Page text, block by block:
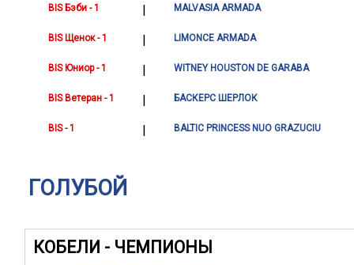
BIS Бэби - 1 | MALVASIA ARMADA
BIS Щенок - 1 | LIMONCE ARMADA
BIS Юниор - 1 | WITNEY HOUSTON DE GARABA
BIS Ветеран - 1 | БАСКЕРС ШЕРЛОК
BIS - 1 | BALTIC PRINCESS NUO GRAZUCIU
ГОЛУБОЙ
КОБЕЛИ - ЧЕМПИОНЫ